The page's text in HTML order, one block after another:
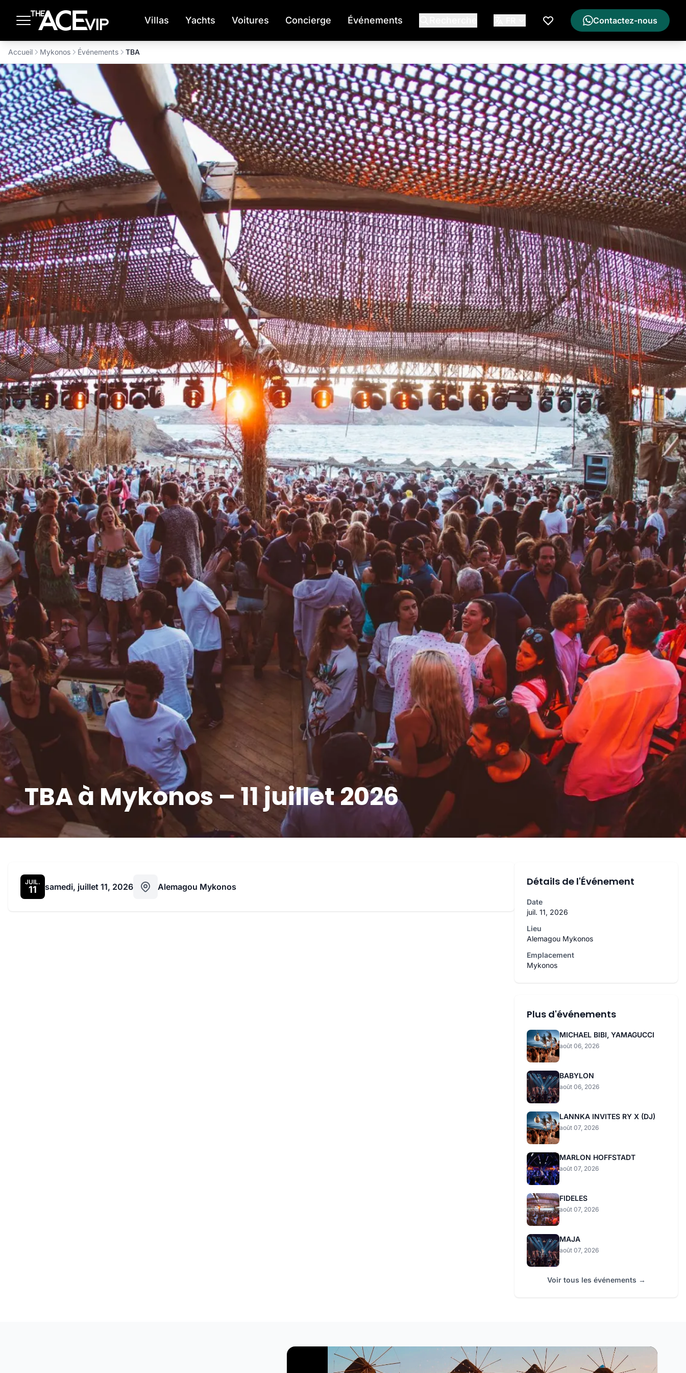
Villas Yachts Voitures Concierge Événements
Ma Liste de Souhaits
Contactez-nous
Accueil Mykonos Événements TBA
TBA à Mykonos – 11 juillet 2026
JUIL.
11 samedi, juillet 11, 2026 Alemagou Mykonos Détails de l'Événement
Date
juil. 11, 2026
Lieu
Alemagou Mykonos
Emplacement
Mykonos
Plus d'événements
MICHAEL BIBI, YAMAGUCCI
août 06, 2026
BABYLON
août 06, 2026
LANNKA INVITES RY X (DJ)
août 07, 2026
MARLON HOFFSTADT
août 07, 2026
FIDELES
août 07, 2026
MAJA
août 07, 2026
Voir tous les événements →